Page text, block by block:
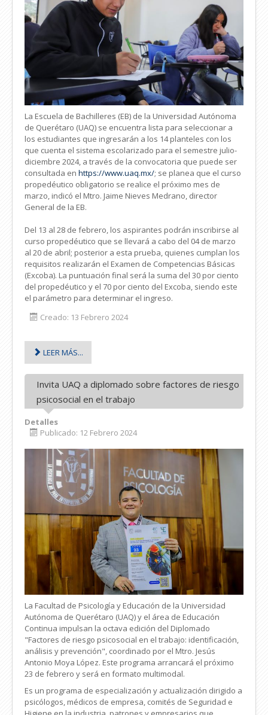
La Escuela de Bachilleres (EB) de la Universidad Autónoma
de Querétaro (UAQ) se encuentra lista para seleccionar a
los estudiantes que ingresarán a los 14 planteles con los
que cuenta el sistema escolarizado para el semestre julio-
diciembre 2024, a través de la convocatoria que puede ser
consultada en https://www.uaq.mx/; se planea que el curso
propedéutico obligatorio se realice el próximo mes de
marzo, indicó el Mtro. Jaime Nieves Medrano, director
General de la EB.
Del 13 al 28 de febrero, los aspirantes podrán inscribirse al
curso propedéutico que se llevará a cabo del 04 de marzo
al 20 de abril; posterior a esta prueba, quienes cumplan los
requisitos realizarán el Examen de Competencias Básicas
(Excoba). La puntuación final será la suma del 30 por ciento
del propedéutico y el 70 por ciento del Excoba, siendo este
el parámetro para determinar el ingreso.
Creado: 13 Febrero 2024
LEER MÁS...
Invita UAQ a diplomado sobre factores de riesgo
psicosocial en el trabajo
Detalles
Publicado: 12 Febrero 2024
La Facultad de Psicología y Educación de la Universidad
Autónoma de Querétaro (UAQ) y el área de Educación
Continua impulsan la octava edición del Diplomado
"Factores de riesgo psicosocial en el trabajo: identificación,
análisis y prevención", coordinado por el Mtro. Jesús
Antonio Moya López. Este programa arrancará el próximo
23 de febrero y será en formato multimodal.
Es un programa de especialización y actualización dirigido a
psicólogos, médicos de empresa, comités de Seguridad e